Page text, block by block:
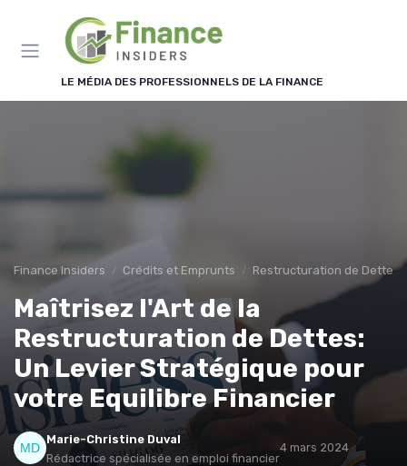
LE MÉDIA DES PROFESSIONNELS DE LA FINANCE
Finance Insiders Crédits et Emprunts Restructuration de Dettes
Maîtrisez l'Art de la
Restructuration de Dettes:
Un Levier Stratégique pour
votre Equilibre Financier
Marie-Christine Duval
Rédactrice spécialisée en emploi financier
4 mars 2024